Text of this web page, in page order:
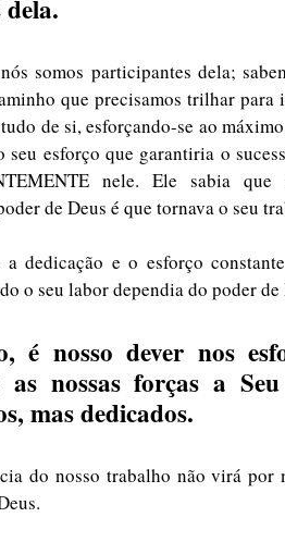
somos participantes dela;
que precisamos trilhar para
de si, esforçando-se ao
esforço que garantiria o
nele. Ele sabia
de Deus é que tornava o seu
dedicação e o esforço
o seu labor dependia do poder de
é nosso dever nos
nossas forças a
mas dedicados.
do nosso trabalho não virá por